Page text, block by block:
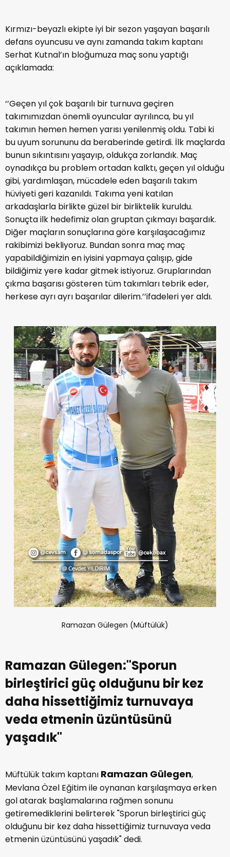
Kırmızı-beyazlı ekipte iyi bir sezon yaşayan başarılı
defans oyuncusu ve aynı zamanda takım kaptanı
Serhat Kutnal’ın bloğumuza maç sonu yaptığı
açıklamada:
‘’Geçen yıl çok başarılı bir turnuva geçiren
takımımızdan önemli oyuncular ayrılınca, bu yıl
takımın hemen hemen yarısı yenilenmiş oldu. Tabi ki
bu uyum sorununu da beraberinde getirdi. İlk maçlarda
bunun sıkıntısını yaşayıp, oldukça zorlandık. Maç
oynadıkça bu problem ortadan kalktı, geçen yıl olduğu
gibi, yardımlaşan, mücadele eden başarılı takım
hüviyeti geri kazanıldı. Takıma yeni katılan
arkadaşlarla birlikte güzel bir birliktelik kuruldu.
Sonuçta ilk hedefimiz olan gruptan çıkmayı başardık.
Diğer maçların sonuçlarına göre karşılaşacağımız
rakibimizi bekliyoruz. Bundan sonra maç maç
yapabildiğimizin en iyisini yapmaya çalışıp, gide
bildiğimiz yere kadar gitmek istiyoruz. Gruplarından
çıkma başarısı gösteren tüm takımları tebrik eder,
herkese ayrı ayrı başarılar dilerim.’’ifadeleri yer aldı.
Ramazan Gülegen (Müftülük)
Ramazan Gülegen:"Sporun
birleştirici güç olduğunu bir kez
daha hissettiğimiz turnuvaya
veda etmenin üzüntüsünü
yaşadık"
Müftülük takım kaptanı Ramazan Gülegen,
Mevlana Özel Eğitim ile oynanan karşılaşmaya erken
gol atarak başlamalarına rağmen sonunu
getiremediklerini belirterek "Sporun birleştirici güç
olduğunu bir kez daha hissettiğimiz turnuvaya veda
etmenin üzüntüsünü yaşadık" dedi.